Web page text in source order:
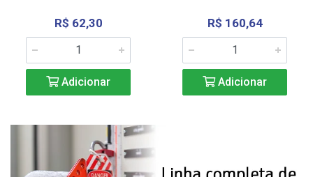
R$ 62,30
Adicionar
R$ 160,64
Adicionar